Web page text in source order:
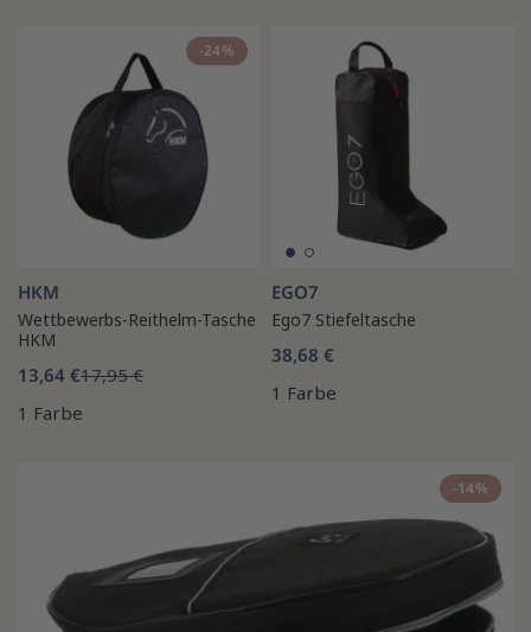
-24%
HKM
Wettbewerbs-Reithelm-Tasche
HKM
13,64 €17,95 €
1 Farbe
EGO7
Ego7 Stiefeltasche
38,68 €
1 Farbe
-14%